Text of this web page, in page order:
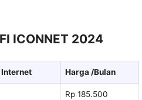
ICONNET 2024
Internet Harga /Bulan
Rp 185.500